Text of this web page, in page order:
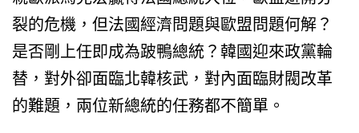
裂的危機，但法國經濟問題與歐盟問題何解？
是否剛上任即成為跛鴨總統？韓國迎來政黨輪
替，對外卻面臨北韓核武，對內面臨財閥改革
的難題，兩位新總統的任務都不簡單。